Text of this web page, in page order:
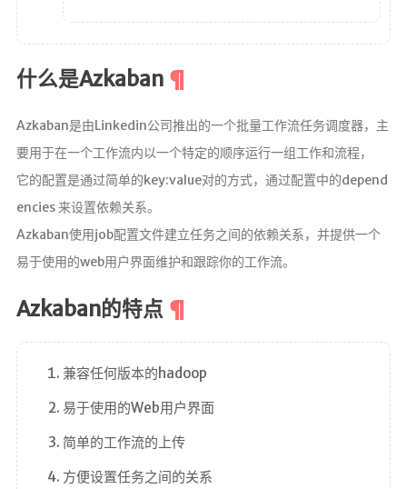
什么是Azkaban
Azkaban是由Linkedin公司推出的一个批量工作流任务调度器，主
要用于在一个工作流内以一个特定的顺序运行一组工作和流程，
它的配置是通过简单的key:value对的方式，通过配置中的depend
encies 来设置依赖关系。
Azkaban使用job配置文件建立任务之间的依赖关系，并提供一个
易于使用的web用户界面维护和跟踪你的工作流。
Azkaban的特点
兼容任何版本的hadoop
易于使用的Web用户界面
简单的工作流的上传
方便设置任务之间的关系